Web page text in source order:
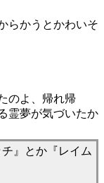
らかうとかわいそ
のよ、帰れ帰
霊夢が気づいたか
』とか『レイム